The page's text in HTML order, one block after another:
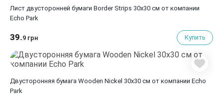
Лист двусторонней бумаги Border Strips 30х30 см от компании
Echo Park
39.9 грн Купить
Двусторонняя бумага Wooden Nickel 30х30 см от компании Echo
Park